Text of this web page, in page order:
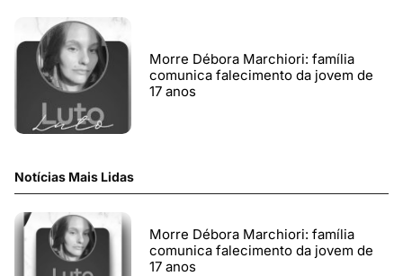
Morre Débora Marchiori: família
comunica falecimento da jovem de
17 anos
Notícias Mais Lidas
Morre Débora Marchiori: família
comunica falecimento da jovem de
17 anos